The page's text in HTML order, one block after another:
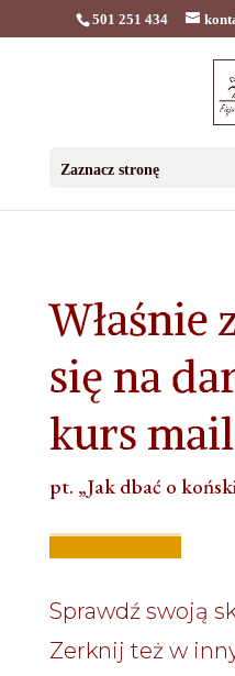
501 251 434
Zaznacz stronę
Właśnie
się na
kurs mail
pt. „Jak dbać o
Sprawdź swoją
Zerknij też w